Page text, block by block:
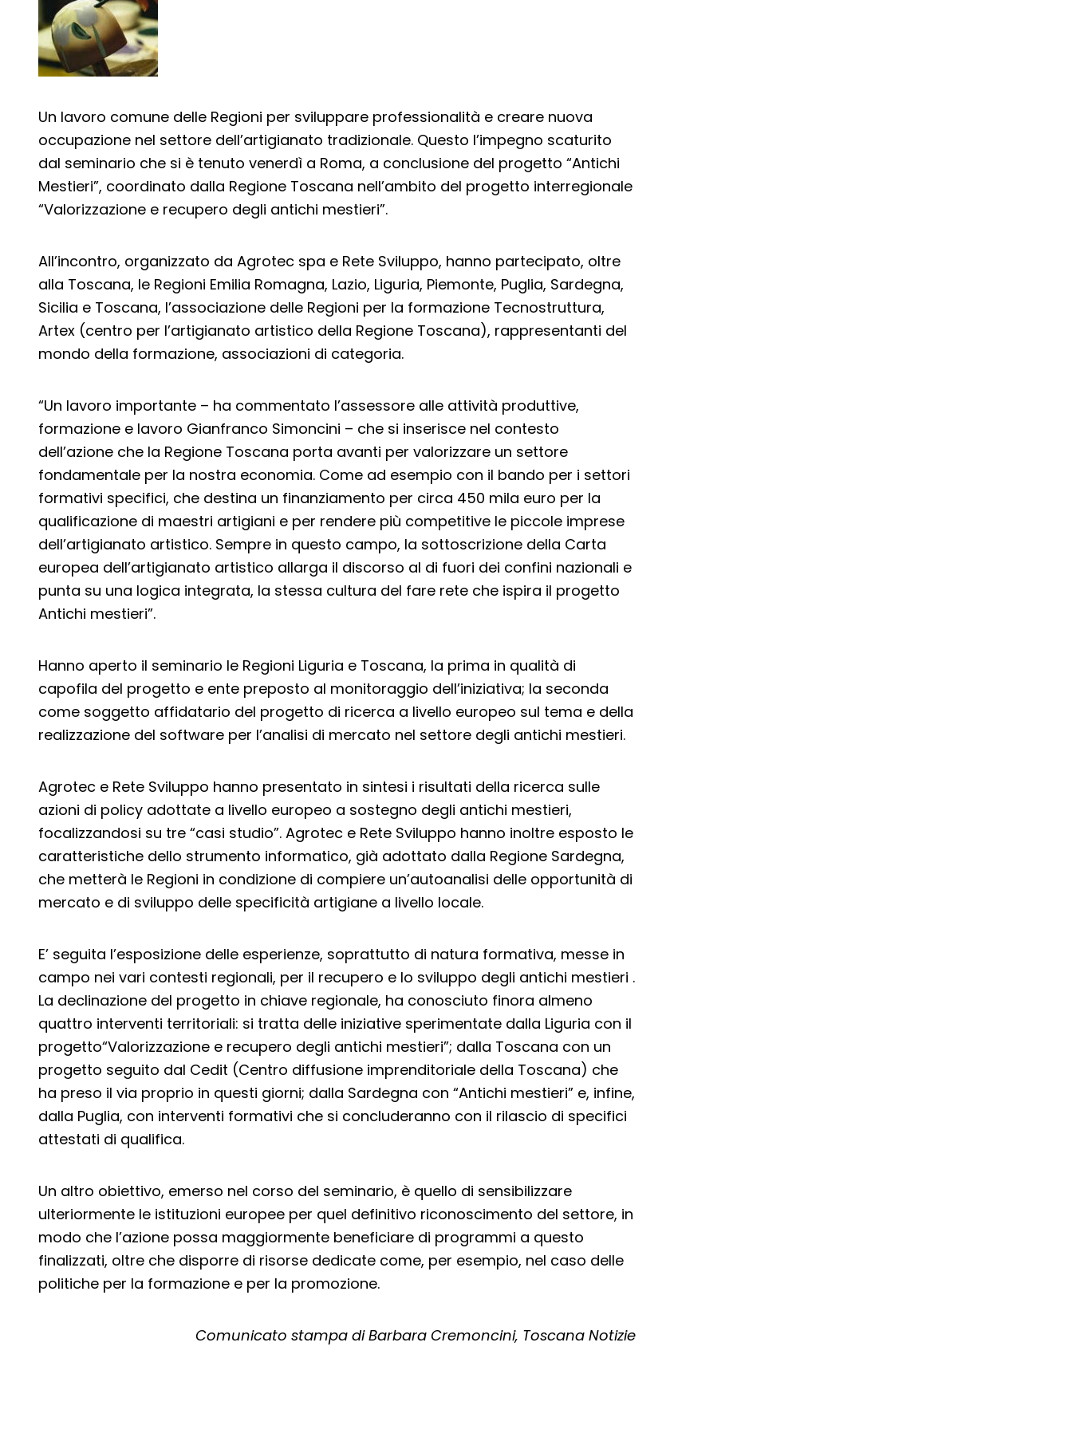
Un lavoro comune delle Regioni per sviluppare professionalità e creare nuova
occupazione nel settore dell’artigianato tradizionale. Questo l’impegno scaturito
dal seminario che si è tenuto venerdì a Roma, a conclusione del progetto “Antichi
Mestieri”, coordinato dalla Regione Toscana nell’ambito del progetto interregionale
“Valorizzazione e recupero degli antichi mestieri”.
All’incontro, organizzato da Agrotec spa e Rete Sviluppo, hanno partecipato, oltre
alla Toscana, le Regioni Emilia Romagna, Lazio, Liguria, Piemonte, Puglia, Sardegna,
Sicilia e Toscana, l’associazione delle Regioni per la formazione Tecnostruttura,
Artex (centro per l’artigianato artistico della Regione Toscana), rappresentanti del
mondo della formazione, associazioni di categoria.
“Un lavoro importante – ha commentato l’assessore alle attività produttive,
formazione e lavoro Gianfranco Simoncini – che si inserisce nel contesto
dell’azione che la Regione Toscana porta avanti per valorizzare un settore
fondamentale per la nostra economia. Come ad esempio con il bando per i settori
formativi specifici, che destina un finanziamento per circa 450 mila euro per la
qualificazione di maestri artigiani e per rendere più competitive le piccole imprese
dell’artigianato artistico. Sempre in questo campo, la sottoscrizione della Carta
europea dell’artigianato artistico allarga il discorso al di fuori dei confini nazionali e
punta su una logica integrata, la stessa cultura del fare rete che ispira il progetto
Antichi mestieri”.
Hanno aperto il seminario le Regioni Liguria e Toscana, la prima in qualità di
capofila del progetto e ente preposto al monitoraggio dell’iniziativa; la seconda
come soggetto affidatario del progetto di ricerca a livello europeo sul tema e della
realizzazione del software per l’analisi di mercato nel settore degli antichi mestieri.
Agrotec e Rete Sviluppo hanno presentato in sintesi i risultati della ricerca sulle
azioni di policy adottate a livello europeo a sostegno degli antichi mestieri,
focalizzandosi su tre “casi studio”. Agrotec e Rete Sviluppo hanno inoltre esposto le
caratteristiche dello strumento informatico, già adottato dalla Regione Sardegna,
che metterà le Regioni in condizione di compiere un’autoanalisi delle opportunità di
mercato e di sviluppo delle specificità artigiane a livello locale.
E’ seguita l’esposizione delle esperienze, soprattutto di natura formativa, messe in
campo nei vari contesti regionali, per il recupero e lo sviluppo degli antichi mestieri .
La declinazione del progetto in chiave regionale, ha conosciuto finora almeno
quattro interventi territoriali: si tratta delle iniziative sperimentate dalla Liguria con il
progetto“Valorizzazione e recupero degli antichi mestieri”; dalla Toscana con un
progetto seguito dal Cedit (Centro diffusione imprenditoriale della Toscana) che
ha preso il via proprio in questi giorni; dalla Sardegna con “Antichi mestieri” e, infine,
dalla Puglia, con interventi formativi che si concluderanno con il rilascio di specifici
attestati di qualifica.
Un altro obiettivo, emerso nel corso del seminario, è quello di sensibilizzare
ulteriormente le istituzioni europee per quel definitivo riconoscimento del settore, in
modo che l’azione possa maggiormente beneficiare di programmi a questo
finalizzati, oltre che disporre di risorse dedicate come, per esempio, nel caso delle
politiche per la formazione e per la promozione.
Comunicato stampa di Barbara Cremoncini, Toscana Notizie